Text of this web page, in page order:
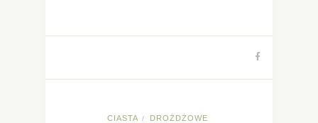
CIASTA / DROŻDŻOWE